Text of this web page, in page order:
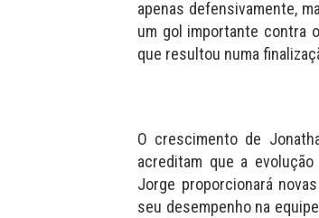
apenas defensivamente,
um gol importante contra
que resultou numa
O crescimento de
acreditam que a
Jorge proporcionará
seu desempenho na